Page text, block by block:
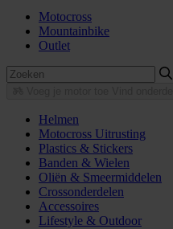
Motocross
Mountainbike
Outlet
Helmen
Motocross Uitrusting
Plastics & Stickers
Banden & Wielen
Oliën & Smeermiddelen
Crossonderdelen
Accessoires
Lifestyle & Outdoor